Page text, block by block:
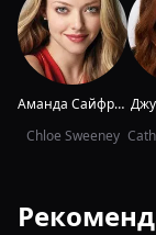
Аманда Сайфред
Chloe Sweeney